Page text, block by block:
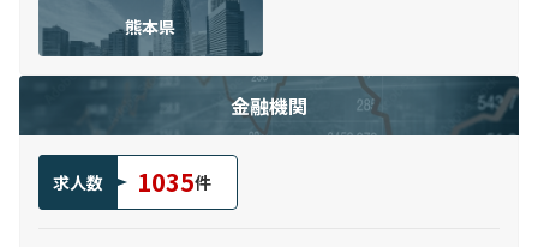
熊本県
金融機関
求人数 1035件